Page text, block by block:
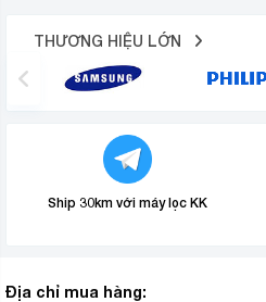
THƯƠNG HIỆU LỚN
Ship 30km với máy lọc KK
Địa chỉ mua hàng: